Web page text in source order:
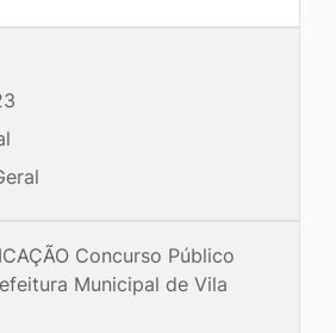
Concurso Público
Municipal de Vila